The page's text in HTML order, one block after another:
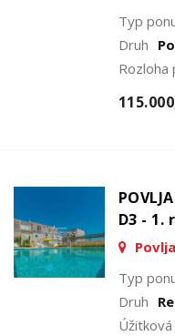
Typ
Druh
Rozloha
D3 - 1.
Typ
Druh